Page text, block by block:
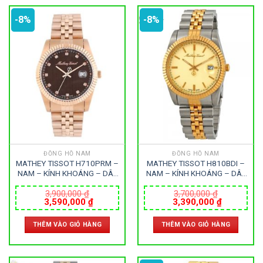
-8%
ĐỒNG HỒ NAM
MATHEY TISSOT H710PRM –
NAM – KÍNH KHOÁNG – DÂY
– MÁY THỤY SỸ
3,900,000₫
Giá
gốc
là:
3,900,000 ₫.
3,590,000₫Giá
hiện
tại
là:
3,590,000 ₫.
THÊM VÀO GIỎ HÀNG
-8%
ĐỒNG HỒ NAM
MATHEY TISSOT H810BDI –
NAM – KÍNH KHOÁNG – DÂY
– MÁY THỤY SỸ
3,700,000₫
Giá
gốc
là:
3,700,000 ₫.
3,390,000₫Giá
hiện
tại
là:
THÊM VÀO GIỎ HÀNG